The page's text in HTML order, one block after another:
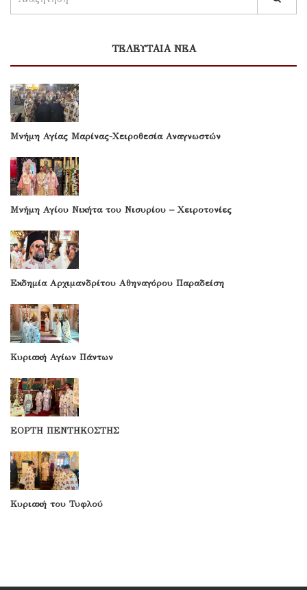
ΤΕΛΕΥΤΑΙΑ ΝΕΑ
Μνήμη Αγίας Μαρίνας-Χειροθεσία Αναγνωστών
Μνήμη Αγίου Νικήτα του Νισυρίου – Χειροτονίες
Εκδημία Αρχιμανδρίτου Αθηναγόρου Παραδείση
Κυριακή Αγίων Πάντων
ΕΟΡΤΗ ΠΕΝΤΗΚΟΣΤΗΣ
Κυριακή του Τυφλού